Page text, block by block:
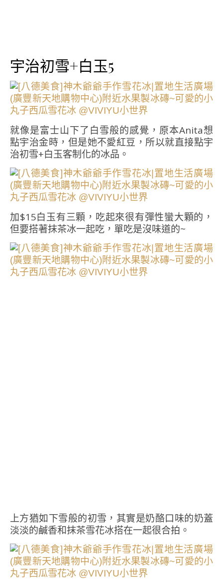
宇治初雪+白玉5
就像是富士山下了白雪般的感覺，原本Anita想
點宇治金時，但是她不愛紅豆，所以就直接點宇
治初雪+白玉客制化的冰品。
加$15白玉有三顆，吃起來很有彈性蠻大顆的，
但要搭著抹茶冰一起吃，單吃是沒味道的~
上方猶如下雪般的初雪，其實是奶酪口味的奶蓋
淡淡的鹹香和抹茶雪花冰搭在一起很合拍。